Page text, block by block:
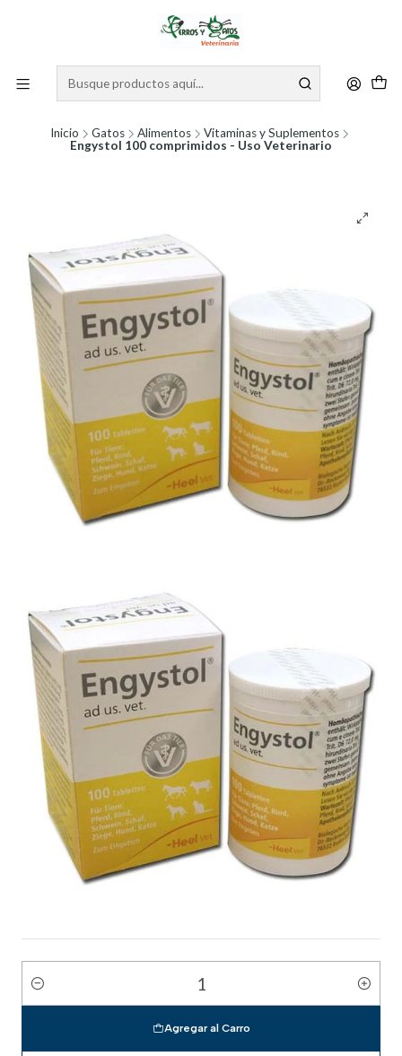
Inicio Gatos Alimentos
Vitaminas y Suplementos
Engystol 100 comprimidos - Uso Veterinario
Cantidad
Agregar al Carro